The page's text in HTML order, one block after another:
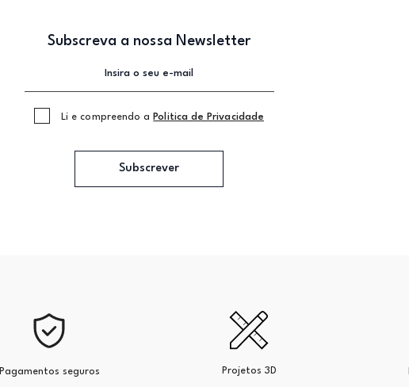
Subscreva a nossa Newsletter
Li e compreendo a Politica de Privacidade
Subscrever
Pagamentos seguros Projetos 3D